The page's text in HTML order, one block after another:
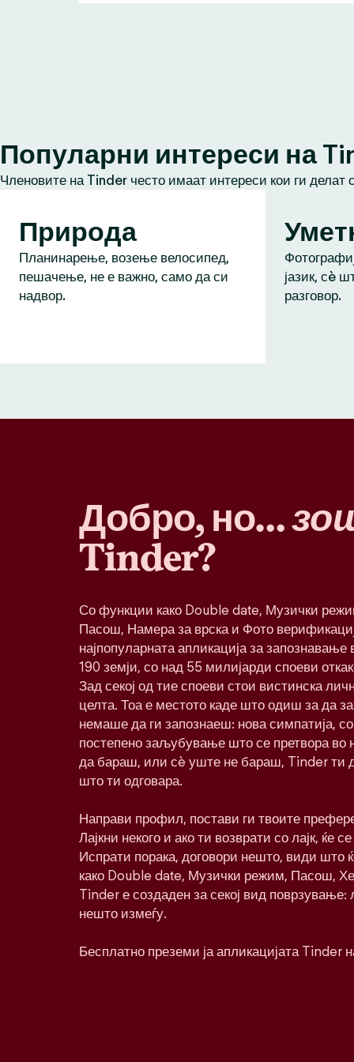
Популарни интереси на
Членовите на Tinder често имаат интереси кои ги делат
Природа
Планинарење, возење велосипед,
пешачење, не е важно, само да си
надвор.
јазик, сè
разговор.
Добро, но…
Tinder?
Со функции како Double date, Музички
Пасош, Намера за врска и Фото
најпопуларната апликација за запознавање
190 земји, со над 55 милијарди споеви
Зад секој од тие споеви стои вистинска
целта. Тоа е местото каде што одиш за да
немаше да ги запознаеш: нова симпатија,
постепено заљубување што се претвора во
да бараш, или сè уште не бараш, Tinder ти
што ти одговара.
Направи профил, постави ги твоите
Лајкни некого и ако ти возврати со лајк, ќе
Испрати порака, договори нешто, види што
како Double date, Музички режим, Пасош,
Tinder е создаден за секој вид
нешто измеѓу.
Бесплатно преземи ја апликацијата Tinder